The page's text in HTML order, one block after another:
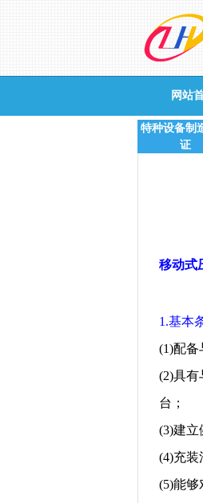
网站
特种设备制
证
移动式
1.基本
(1)配备
(2)具有
台；
(3)建立
(4)充装
(5)能够